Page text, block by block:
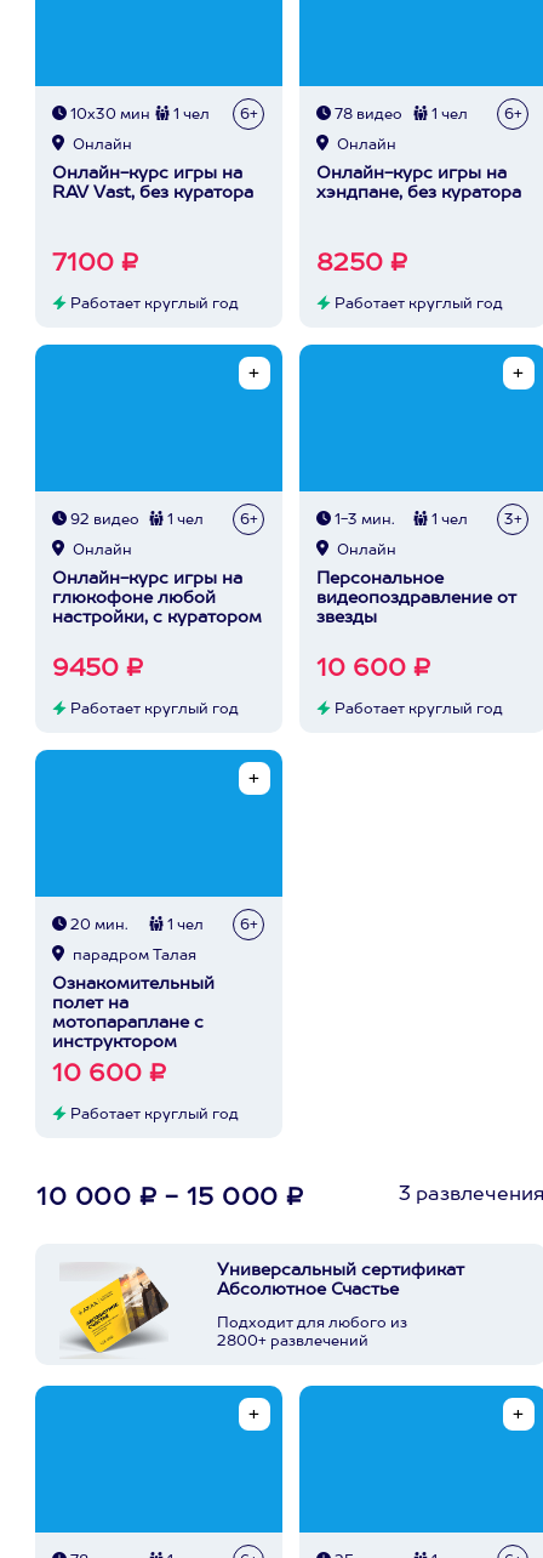
10х30 мин 1 чел 6+
Онлайн
Онлайн-курс игры на
RAV Vast, без куратора
7100 ₽
Работает круглый год
78 видео 1 чел 6+
Онлайн
Онлайн-курс игры на
хэндпане, без куратора
8250 ₽
Работает круглый год
92 видео 1 чел 6+
Онлайн
Онлайн-курс игры на
глюкофоне любой
настройки, с куратором
9450 ₽
Работает круглый год
1-3 мин. 1 чел 3+
Онлайн
Персональное
видеопоздравление от
звезды
10 600 ₽
Работает круглый год
20 мин. 1 чел 6+
парадром Талая
Ознакомительный
полет на
мотопараплане с
инструктором
10 600 ₽
Работает круглый год
10 000 ₽ - 15 000 ₽ 3
Универсальный сертификат
Абсолютное Счастье
Подходит для любого из
2800+ развлечений